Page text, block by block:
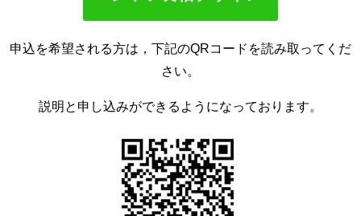
申込を希望される方は，下記のQRコードを読み取ってくだ
さい。
説明と申し込みができるようになっております。